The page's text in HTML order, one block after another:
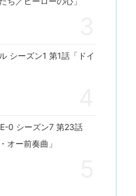
シーズン1 第1話「ドイ
0 シーズン7 第23話
オー前奏曲」